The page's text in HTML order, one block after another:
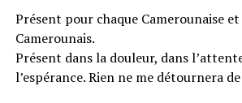
Présent pour chaque Camerounaise et
Camerounais.
Présent dans la douleur, dans
l’espérance. Rien ne me détournera